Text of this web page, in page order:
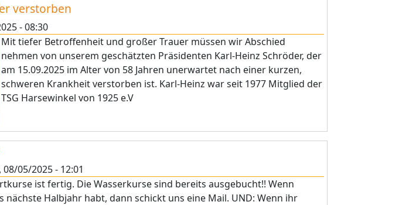
verstorben
- 08:30
Mit tiefer Betroffenheit und großer Trauer müssen wir Abschied
nehmen von unserem geschätzten Präsidenten Karl-Heinz Schröder, der
am 15.09.2025 im Alter von 58 Jahren unerwartet nach einer kurzen,
schweren Krankheit verstorben ist. Karl-Heinz war seit 1977 Mitglied der
TSG Harsewinkel von 1925 e.V
08/05/2025 - 12:01
ist fertig. Die Wasserkurse sind bereits ausgebucht!! Wenn
nächste Halbjahr habt, dann schickt uns eine Mail. UND: Wenn ihr